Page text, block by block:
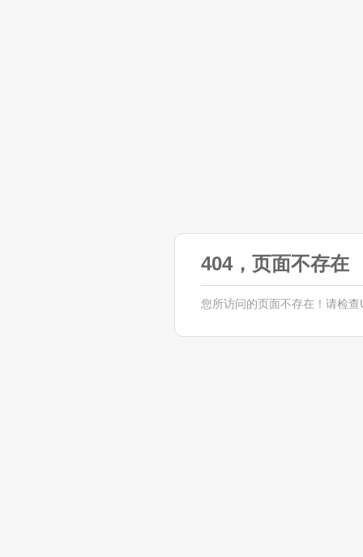
404，页面不存在
您所访问的页面不存在！请检